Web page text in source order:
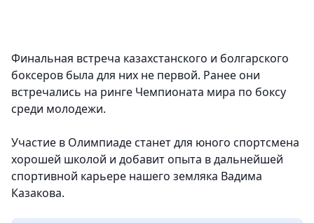
Финальная встреча казахстанского и болгарского
боксеров была для них не первой. Ранее они
встречались на ринге Чемпионата мира по боксу
среди молодежи.
Участие в Олимпиаде станет для юного спортсмена
хорошей школой и добавит опыта в дальнейшей
спортивной карьере нашего земляка Вадима
Казакова.